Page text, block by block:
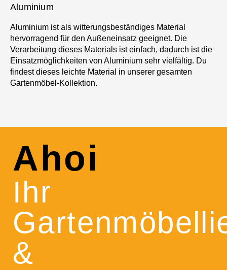
Aluminium
Aluminium ist als witterungsbeständiges Material
hervorragend für den Außeneinsatz geeignet. Die
Verarbeitung dieses Materials ist einfach, dadurch ist die
Einsatzmöglichkeiten von Aluminium sehr vielfältig. Du
findest dieses leichte Material in unserer gesamten
Gartenmöbel-Kollektion.
Ahoi
Ihr
&